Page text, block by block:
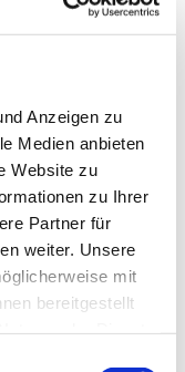
Anzeigen zu
Medien anbieten
Website zu
zu Ihrer
Partner für
weiter. Unsere
mit
bereitgestellt